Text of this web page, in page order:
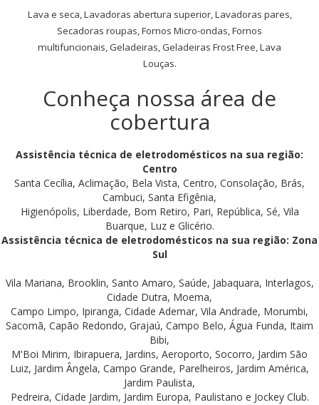
Lava e seca, Lavadoras abertura superior, Lavadoras pares,
Secadoras roupas, Fornos Micro-ondas, Fornos
multifuncionais, Geladeiras, Geladeiras Frost Free, Lava
Louças.
Conheça nossa área de
cobertura
Assistência técnica de eletrodomésticos na sua região:
Centro
Santa Cecília, Aclimação, Bela Vista, Centro, Consolação, Brás,
Cambuci, Santa Efigênia,
Higienópolis, Liberdade, Bom Retiro, Pari, República, Sé, Vila
Buarque, Luz e Glicério.
Assistência técnica de eletrodomésticos na sua região: Zona
Sul
Vila Mariana, Brooklin, Santo Amaro, Saúde, Jabaquara, Interlagos,
Cidade Dutra, Moema,
Campo Limpo, Ipiranga, Cidade Ademar, Vila Andrade, Morumbi,
Sacomã, Capão Redondo, Grajaú, Campo Belo, Água Funda, Itaim
Bibi,
M'Boi Mirim, Ibirapuera, Jardins, Aeroporto, Socorro, Jardim São
Luiz, Jardim Ângela, Campo Grande, Parelheiros, Jardim América,
Jardim Paulista,
Pedreira, Cidade Jardim, Jardim Europa, Paulistano e Jockey Club.